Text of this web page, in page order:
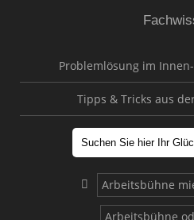
Problemlösung im
Tipps & Tricks aus
Arbeitsbühne
Arbeitsbühne